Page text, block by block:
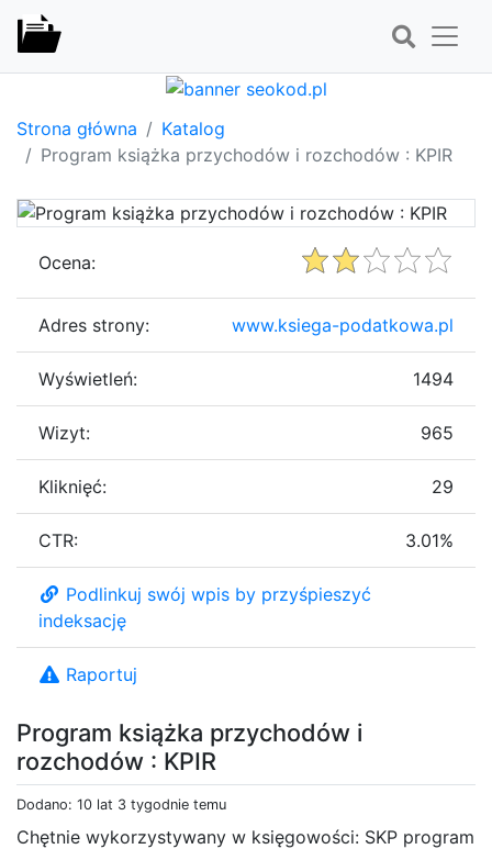
Strona główna
Katalog
Program książka przychodów i rozchodów : KPIR
Program książka przychodów i
rozchodów : KPIR
Dodano: 10 lat 3 tygodnie temu
Chętnie wykorzystywany w księgowości: SKP program
Ocena:
Adres strony: www.ksiega-podatkowa.pl
Wyświetleń: 1494
Wizyt: 965
Kliknięć: 29
CTR: 3.01%
Podlinkuj swój wpis by przyśpieszyć
indeksację
Raportuj